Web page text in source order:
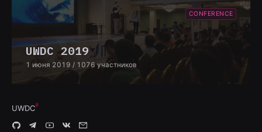
CONFERENCE
UWDC 2019
1 июня 2019 / 1076 участников
UWDC